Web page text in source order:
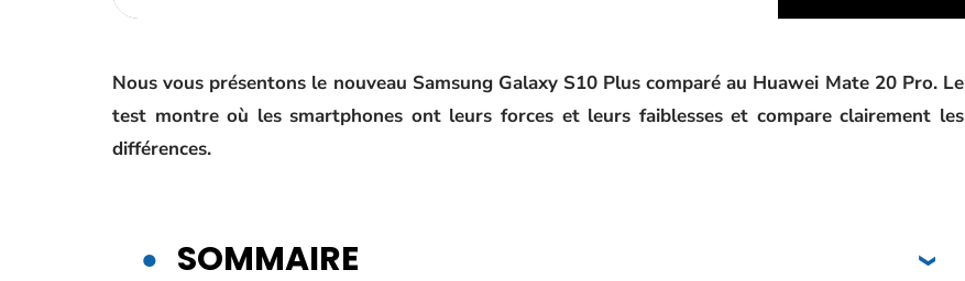
Nous vous présentons le nouveau Samsung Galaxy S10 Plus comparé au Huawei Mate 20 Pro. Le
test montre où les smartphones ont leurs forces et leurs faiblesses et compare clairement les
différences.
SOMMAIRE